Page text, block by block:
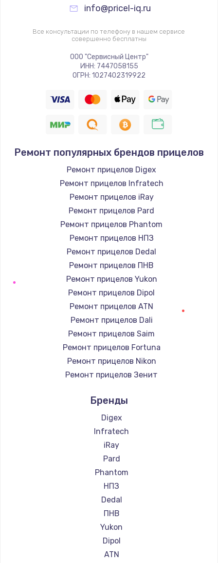
info@pricel-iq.ru
Все консультации по телефону в нашем сервисе
совершенно бесплатны
ООО "Сервисный Центр"
ИНН: 7447058155
ОГРН: 1027402319922
Ремонт популярных брендов прицелов
Ремонт прицелов Digex
Ремонт прицелов Infratech
Ремонт прицелов iRay
Ремонт прицелов Pard
Ремонт прицелов Phantom
Ремонт прицелов НПЗ
Ремонт прицелов Dedal
Ремонт прицелов ПНВ
Ремонт прицелов Yukon
Ремонт прицелов Dipol
Ремонт прицелов ATN
Ремонт прицелов Dali
Ремонт прицелов Saim
Ремонт прицелов Fortuna
Ремонт прицелов Nikon
Ремонт прицелов Зенит
Ремонт прицелов Artelv
Ремонт прицелов Hakko
Ремонт прицелов HALES
Ремонт прицелов Leica
Ремонт прицелов Vector Optics
Ремонт прицелов Carl Zeiss
Ремонт прицелов Zeiss
Ремонт прицелов AGM Global Vision
Ремонт прицелов Pilad
Ремонт прицелов Arkon
Ремонт прицелов ANYSMART
Ремонт прицелов FLIR
Бренды
Digex
Infratech
iRay
Pard
Phantom
НПЗ
Dedal
ПНВ
Yukon
Dipol
ATN